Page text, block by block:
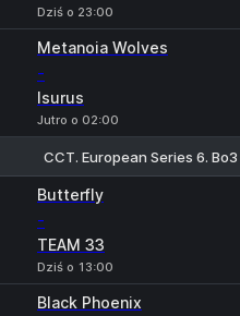
Dziś o 23:00
Metanoia Wolves
-
Isurus
Jutro o 02:00
CCT. European Series 6. Bo3
Butterfly
-
TEAM 33
Dziś o 13:00
Black Phoenix